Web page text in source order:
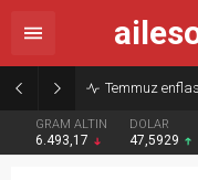
GRAM ALTIN
6.493,17
DOLAR
47,5929